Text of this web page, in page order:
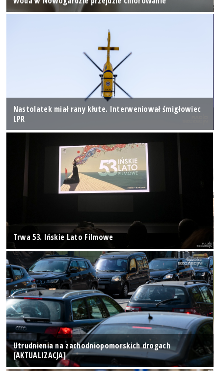
Nastolatek miał rany kłute. Interweniował śmigłowiec
LPR
Trwa 53. Ińskie Lato Filmowe
Utrudnienia na zachodniopomorskich drogach
[AKTUALIZACJA]